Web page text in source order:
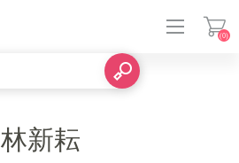
(0)
林新耘